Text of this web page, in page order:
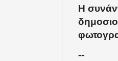
Η
--